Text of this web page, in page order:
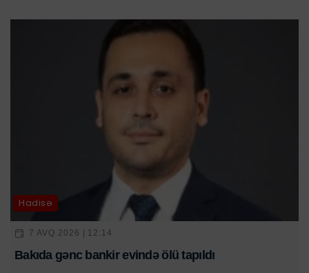
Hadisə
7 AVQ 2026 | 12:14
Bakıda gənc bankir evində ölü tapıldı